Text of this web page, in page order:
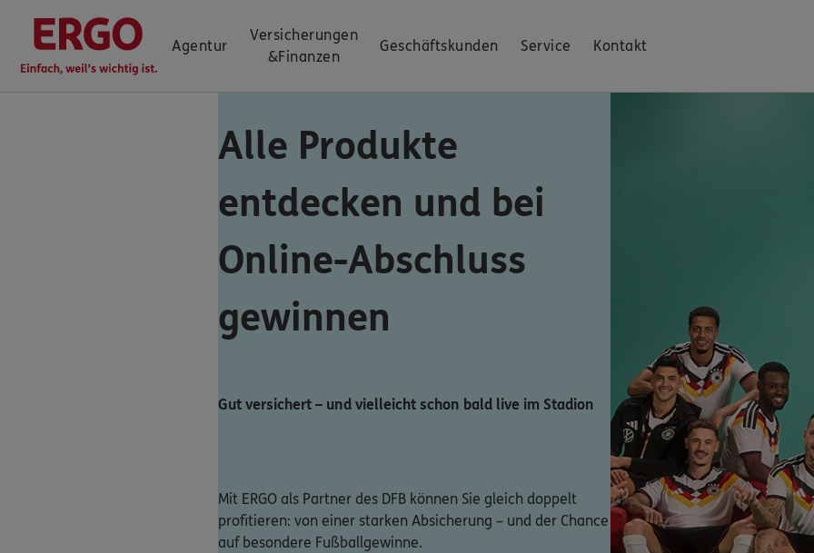
Agentur
Versicherungen
&Finanzen
Geschäftskunden Service Kontakt
Alle Produkte
entdecken und bei
Online-Abschluss
gewinnen
Gut versichert – und vielleicht schon bald live im Stadion
Mit ERGO als Partner des DFB können Sie gleich doppelt
profitieren: von einer starken Absicherung – und der Chance
auf besondere Fußballgewinne.